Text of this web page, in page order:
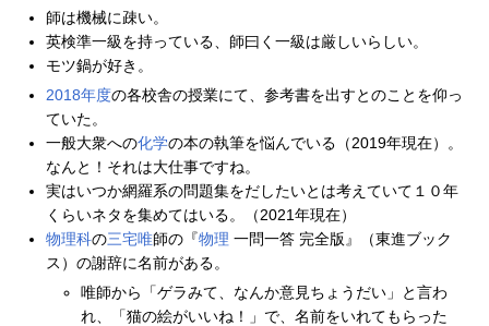
師は機械に疎い。
英検準一級を持っている、師曰く一級は厳しいらしい。
モツ鍋が好き。
2018年度の各校舎の授業にて、参考書を出すとのことを仰っ
ていた。
一般大衆への化学の本の執筆を悩んでいる（2019年現在）。
なんと！それは大仕事ですね。
実はいつか網羅系の問題集をだしたいとは考えていて１０年
くらいネタを集めてはいる。（2021年現在）
物理科の三宅唯師の『物理 一問一答 完全版』（東進ブック
ス）の謝辞に名前がある。
唯師から「ゲラみて、なんか意見ちょうだい」と言わ
れ、「猫の絵がいいね！」で、名前をいれてもらった